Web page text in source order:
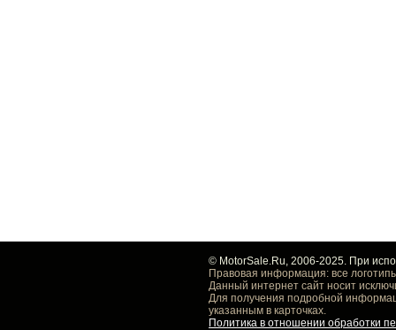
© MotorSale.Ru, 2006-2025. При
Правовая информация: все
Данный интернет сайт носит
Для получения подробной
указанным в карточках.
Политика в отношении обработки